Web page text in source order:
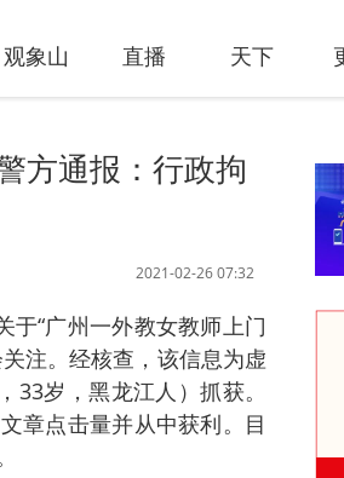
观象山 直播 天下
方通报：行政拘
2021-02-26 07:32
于“广州一外教女教师上门
注。经核查，该信息为虚
岁，黑龙江人）抓获。
章点击量并从中获利。目